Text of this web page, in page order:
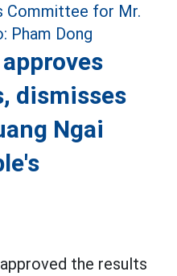
dismisses
Ngai
the results